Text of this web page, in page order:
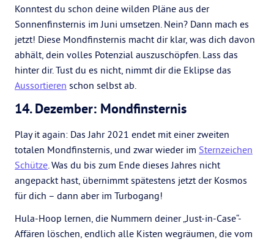
Konntest du schon deine wilden Pläne aus der
Sonnenfinsternis im Juni umsetzen. Nein? Dann mach es
jetzt! Diese Mondfinsternis macht dir klar, was dich davon
abhält, dein volles Potenzial auszuschöpfen. Lass das
hinter dir. Tust du es nicht, nimmt dir die Eklipse das
Aussortieren schon selbst ab.
14. Dezember: Mondfinsternis
Play it again: Das Jahr 2021 endet mit einer zweiten
totalen Mondfinsternis, und zwar wieder im Sternzeichen
Schütze. Was du bis zum Ende dieses Jahres nicht
angepackt hast, übernimmt spätestens jetzt der Kosmos
für dich – dann aber im Turbogang!
Hula-Hoop lernen, die Nummern deiner „Just-in-Case“-
Affären löschen, endlich alle Kisten wegräumen, die vom